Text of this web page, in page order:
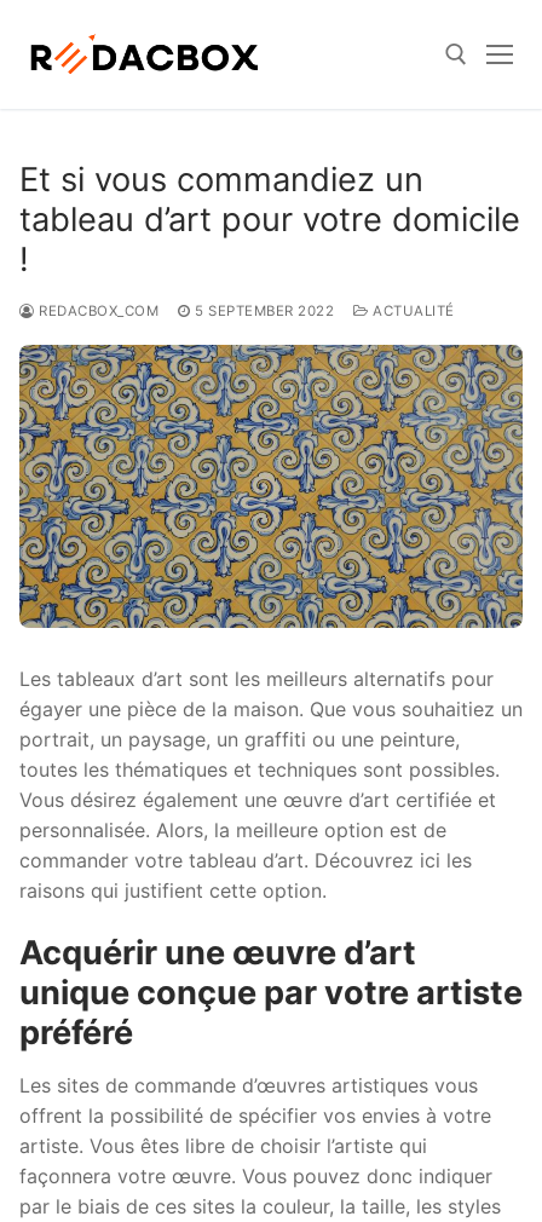
content
Et si vous commandiez un
tableau d’art pour votre domicile
!
REDACBOX_COM 5 SEPTEMBER 2022 ACTUALITÉ
Les tableaux d’art sont les meilleurs alternatifs pour
égayer une pièce de la maison. Que vous souhaitiez un
portrait, un paysage, un graffiti ou une peinture,
toutes les thématiques et techniques sont possibles.
Vous désirez également une œuvre d’art certifiée et
personnalisée. Alors, la meilleure option est de
commander votre tableau d’art. Découvrez ici les
raisons qui justifient cette option.
Acquérir une œuvre d’art
unique conçue par votre artiste
préféré
Les sites de commande d’œuvres artistiques vous
offrent la possibilité de spécifier vos envies à votre
artiste. Vous êtes libre de choisir l’artiste qui
façonnera votre œuvre. Vous pouvez donc indiquer
par le biais de ces sites la couleur, la taille, les styles